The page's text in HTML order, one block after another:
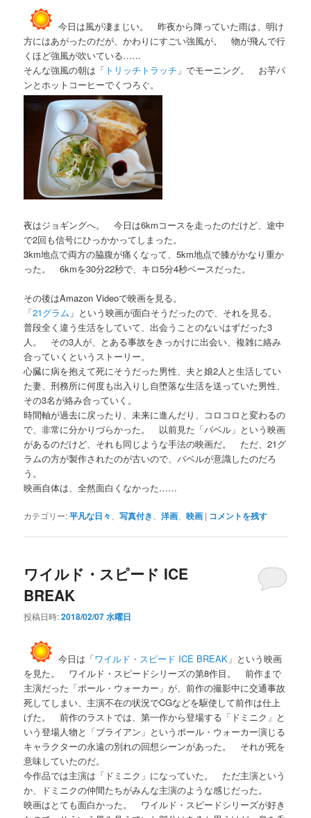
今日は風が凄まじい。 昨夜から降っていた雨は、明け
方にはあがったのだが、かわりにすごい強風が。 物が飛んで行
くほど強風が吹いている……
そんな強風の朝は「 トリッチトラッチ 」でモーニング。 お芋パ
ンとホットコーヒーでくつろぐ。
夜はジョギングへ。 今日は6kmコースを走ったのだけど、途中
で2回も信号にひっかかってしまった。
3km地点で両方の脇腹が痛くなって、5km地点で膝がかなり重か
った。 6kmを30分22秒で、キロ5分4秒ペースだった。
その後はAmazon Videoで映画を見る。
「21グラム 」という映画が面白そうだったので、それを見る。
普段全く違う生活をしていて、出会うことのないはずだった3
人。 その3人が、とある事故をきっかけに出会い、複雑に絡み
合っていくというストーリー。
心臓に病を抱えて死にそうだった男性、夫と娘2人と生活してい
た妻、刑務所に何度も出入りし自堕落な生活を送っていた男性、
その3名が絡み合っていく。
時間軸が過去に戻ったり、未来に進んだり、コロコロと変わるの
で、非常に分かりづらかった。 以前見た「バベル」という映画
があるのだけど、それも同じような手法の映画だ。 ただ、21グ
ラムの方が製作されたのが古いので、バベルが意識したのだろ
う。
映画自体は、全然面白くなかった……
カテゴリー:平凡な日々 、写真付き 、洋画 、映画 | コメントを残す
ワイルド・スピード ICE
BREAK
投稿日時:2018/02/07 水曜日
今日は「ワイルド・スピード ICE BREAK 」という映画
を見た。 ワイルド・スピードシリーズの第8作目。 前作まで
主演だった「ポール・ウォーカー」が、前作の撮影中に交通事故
死してしまい、主演不在の状況でCGなどを駆使して前作は仕上
げた。 前作のラストでは、第一作から登場する「ドミニク」と
いう登場人物と「ブライアン」というポール・ウォーカー演じる
キャラクターの永遠の別れの回想シーンがあった。 それが死を
意味していたのだ。
今作品では主演は「ドミニク」になっていた。 ただ主演という
か、ドミニクの仲間たちがみんな主演のような感じだった。
映画はとても面白かった。 ワイルド・スピードシリーズが好き